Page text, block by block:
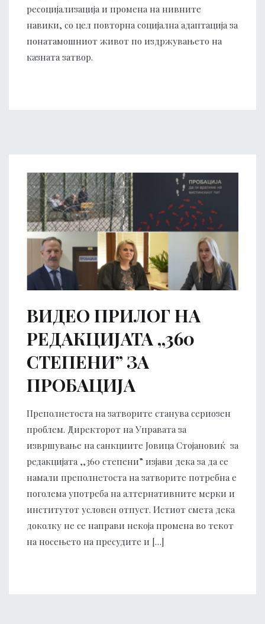
ресоцијализација и промена на нивните
навики, со цел повторна социјална адаптација за
понатамошниот живот по издржувањето на
казната затвор.
ВИДЕО ПРИЛОГ НА
РЕДАКЦИЈАТА ,,360
СТЕПЕНИ” ЗА
ПРОБАЦИЈА
Преполнетоста на затворите станува сериозен
проблем. Директорот на Управата за
извршување на санкциите Јовица Стојановиќ за
редакцијата ,,360 степени” изјави дека за да се
намали преполнетоста на затворите потребна е
поголема употреба на алтернативните мерки и
институтот условен отпуст. Истиот смета дека
доколку не се направи некоја промена во текот
на носењето на пресудите и […]